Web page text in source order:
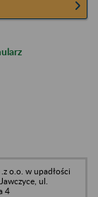
o.o. w upadłości
ul.
4